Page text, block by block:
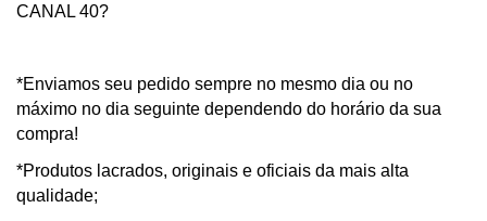
CANAL 40?
*Enviamos seu pedido sempre no mesmo dia ou no
máximo no dia seguinte dependendo do horário da sua
compra!
*Produtos lacrados, originais e oficiais da mais alta
qualidade;